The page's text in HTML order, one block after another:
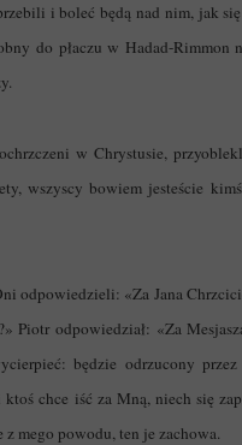
i boleć będą nad nim, jak
do płaczu w Hadad-Rimmon
w Chrystusie,
wszyscy bowiem jesteście
odpowiedzieli: «Za Jana
Piotr odpowiedział: «Za
będzie odrzucony przez
chce iść za Mną, niech się
mego powodu, ten je zachowa.